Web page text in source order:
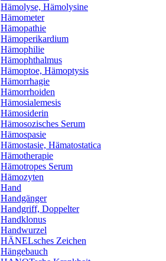
Hämolyse, Hämolysine
Hämometer
Hämopathie
Hämoperikardium
Hämophilie
Hämophthalmus
Hämoptoe, Hämoptysis
Hämorrhagie
Hämorrhoiden
Hämosialemesis
Hämosiderin
Hämosozisches Serum
Hämospasie
Hämostasie, Hämatostatica
Hämotherapie
Hämotropes Serum
Hämozyten
Hand
Handgänger
Handgriff, Doppelter
Handklonus
Handwurzel
HÄNELsches Zeichen
Hängebauch